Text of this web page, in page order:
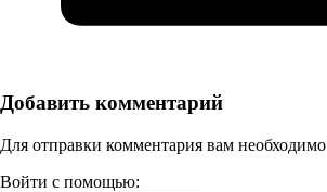
Добавить комментарий
Для отправки комментария вам необходимо
Войти с помощью: